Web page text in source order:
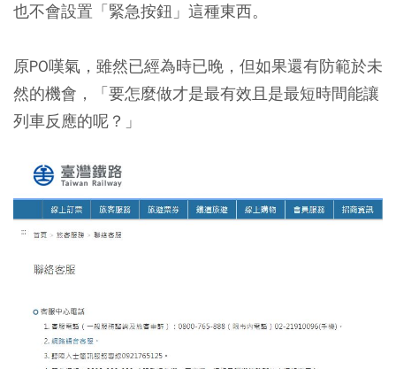
也不會設置「緊急按鈕」這種東西。
原PO嘆氣，雖然已經為時已晚，但如果還有防範於未
然的機會，「要怎麼做才是最有效且是最短時間能讓
列車反應的呢？」